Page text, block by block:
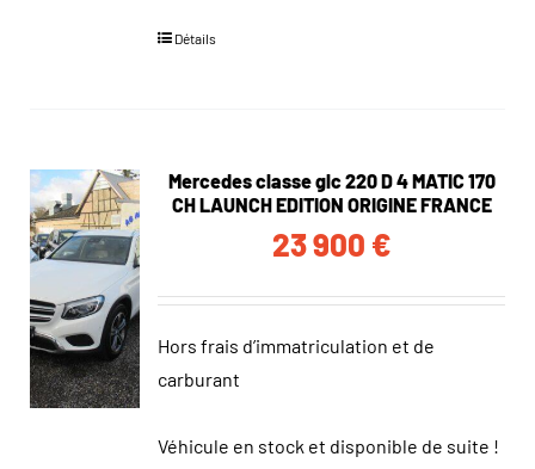
Détails
Mercedes classe glc 220 D 4 MATIC 170
CH LAUNCH EDITION ORIGINE FRANCE
23 900 €
Hors frais d’immatriculation et de
carburant
Véhicule en stock et disponible de suite !